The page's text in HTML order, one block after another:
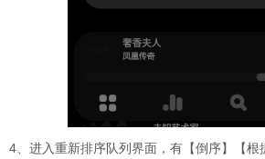
4、进入重新排序队列界面，有【倒序】【根